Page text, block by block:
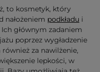
to kosmetyk, który
nałożeniem podkładu i
głównym zadaniem
poprzez wygładzenie
za nawilżenie,
lepkości, w